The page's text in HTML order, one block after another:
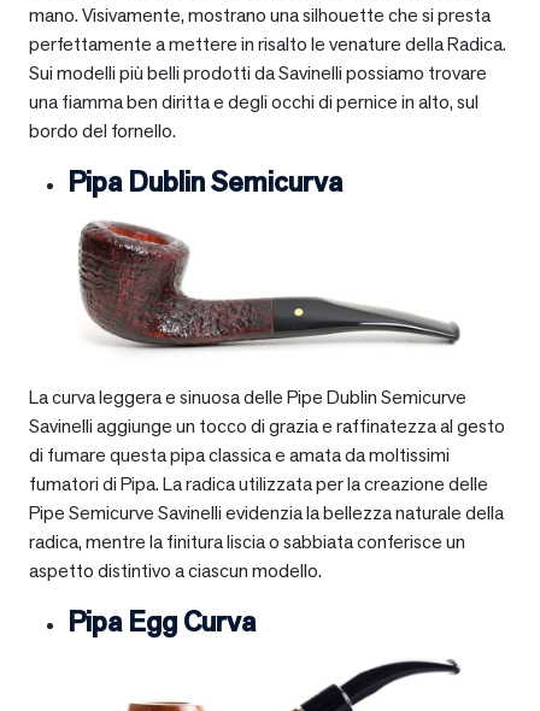
mano. Visivamente, mostrano una silhouette che si presta
perfettamente a mettere in risalto le venature della Radica.
Sui modelli più belli prodotti da Savinelli possiamo trovare
una fiamma ben diritta e degli occhi di pernice in alto, sul
bordo del fornello.
Pipa Dublin Semicurva
La curva leggera e sinuosa delle Pipe Dublin Semicurve
Savinelli aggiunge un tocco di grazia e raffinatezza al gesto
di fumare questa pipa classica e amata da moltissimi
fumatori di Pipa. La radica utilizzata per la creazione delle
Pipe Semicurve Savinelli evidenzia la bellezza naturale della
radica, mentre la finitura liscia o sabbiata conferisce un
aspetto distintivo a ciascun modello.
Pipa Egg Curva